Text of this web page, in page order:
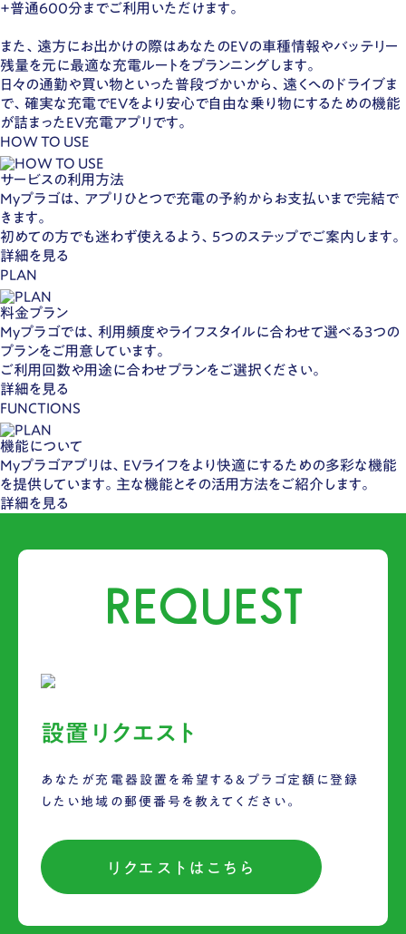
+普通600分までご利用いただけます。
また、遠方にお出かけの際はあなたのEVの車種情報やバッテリー
残量を元に最適な充電ルートをプランニングします。
日々の通勤や買い物といった普段づかいから、遠くへのドライブま
で、確実な充電でEVをより安心で自由な乗り物にするための機能
が詰まったEV充電アプリです。
HOW TO USE
サービスの利用方法
Myプラゴは、アプリひとつで充電の予約からお支払いまで完結で
きます。
初めての方でも迷わず使えるよう、5つのステップでご案内します。
詳細を見る
PLAN
料金プラン
Myプラゴでは、利用頻度やライフスタイルに合わせて選べる3つの
プランをご用意しています。
ご利用回数や用途に合わせプランをご選択ください。
詳細を見る
FUNCTIONS
機能について
Myプラゴアプリは、EVライフをより快適にするための多彩な機能
を提供しています。​主な機能とその活用方法をご紹介します。
詳細を見る
REQUEST
設置リクエスト
あなたが充電器設置を希望する&プラゴ定額に登録
したい地域の郵便番号を教えてください。
リクエストはこちら